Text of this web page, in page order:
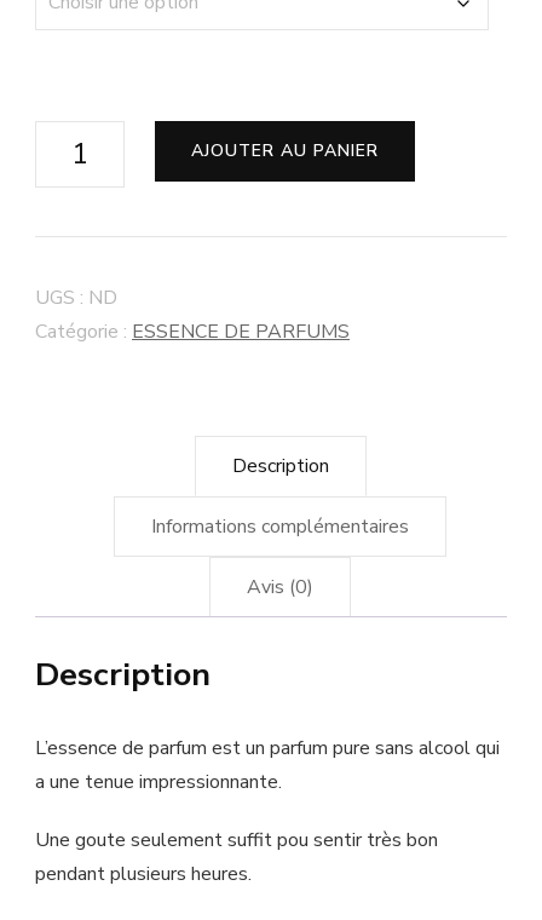
AJOUTER AU PANIER
UGS : ND
Catégorie : ESSENCE DE PARFUMS
Description
Informations complémentaires
Avis (0)
Description
L’essence de parfum est un parfum pure sans alcool qui
a une tenue impressionnante.
Une goute seulement suffit pou sentir très bon
pendant plusieurs heures.